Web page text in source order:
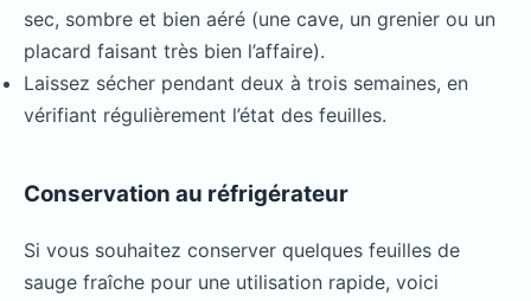
sec, sombre et bien aéré (une cave, un grenier ou un
placard faisant très bien l’affaire).
Laissez sécher pendant deux à trois semaines, en
vérifiant régulièrement l’état des feuilles.
Conservation au réfrigérateur
Si vous souhaitez conserver quelques feuilles de
sauge fraîche pour une utilisation rapide, voici